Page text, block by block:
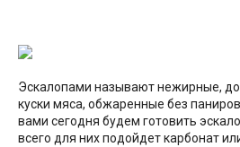
Эскалопами называют нежирные,
куски мяса, обжаренные без
вами сегодня будем готовить
всего для них подойдет карбонат